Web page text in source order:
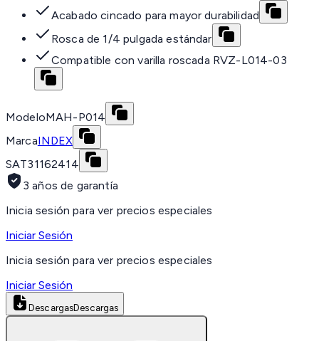
Acabado cincado para mayor durabilidad
Rosca de 1/4 pulgada estándar
Compatible con varilla roscada RVZ-L014-03
ModeloMAH-P014
MarcaINDEX
SAT31162414
3 años de garantía
Inicia sesión para ver precios especiales
Iniciar Sesión
Inicia sesión para ver precios especiales
Iniciar Sesión
DescargasDescargas